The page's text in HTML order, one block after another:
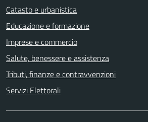
Catasto e urbanistica
Educazione e formazione
Imprese e commercio
Salute, benessere e assistenza
Tributi, finanze e contravvenzioni
Servizi Elettorali